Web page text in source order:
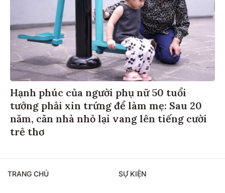
Hạnh phúc của người phụ nữ 50 tuổi
tưởng phải xin trứng để làm mẹ: Sau 20
năm, căn nhà nhỏ lại vang lên tiếng cười
trẻ thơ
TRANG CHỦ SỰ KIỆN